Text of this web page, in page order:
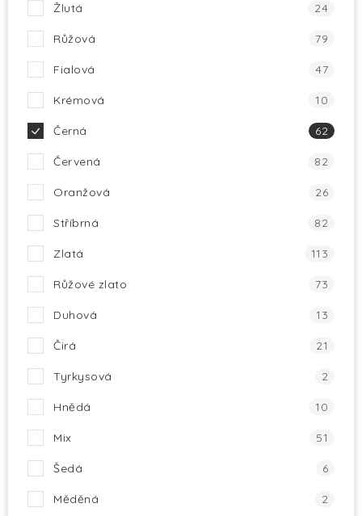
Žlutá 24
Růžová 79
Fialová 47
Krémová 10
Černá 62
Červená 82
Oranžová 26
Stříbrná 82
Zlatá 113
Růžové zlato 73
Duhová 13
Čirá 21
Tyrkysová 2
Hnědá 10
Mix 51
Šedá 6
Měděná 2